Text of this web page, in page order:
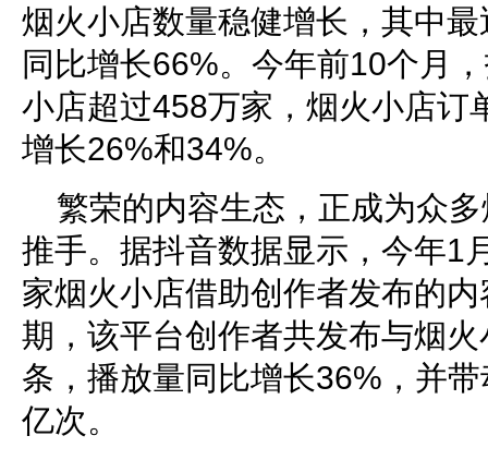
烟火小店数量稳健增长，其中
同比增长66%。今年前10个月
小店超过458万家，烟火小店订
增长26%和34%。
繁荣的内容生态，正成为众多
推手。据抖音数据显示，今年1
家烟火小店借助创作者发布的
期，该平台创作者共发布与烟
条，播放量同比增长36%，并
亿次。